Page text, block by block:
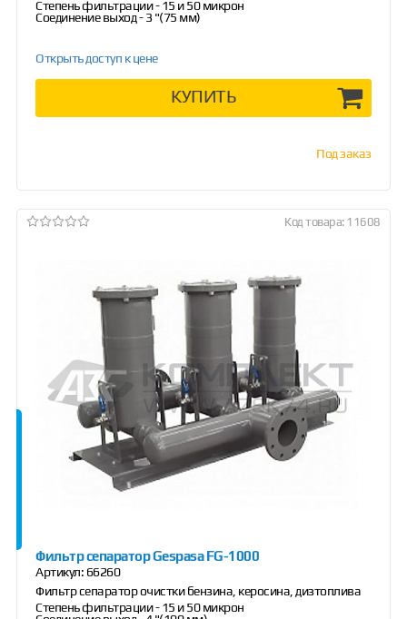
Степень фильтрации - 15 и 50 микрон
Соединение выход - 3 "(75 мм)
Открыть доступ к цене
КУПИТЬ
Под заказ
Код товара: 11608
Фильтр сепаратор Gespasa FG-1000
Артикул: 66260
Фильтр сепаратор очистки бензина, керосина, дизтоплива
Степень фильтрации - 15 и 50 микрон